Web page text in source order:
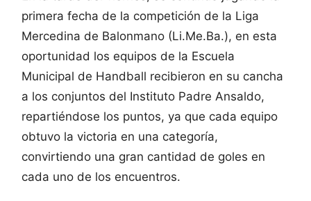
primera fecha de la competición de la Liga
Mercedina de Balonmano (Li.Me.Ba.), en esta
oportunidad los equipos de la Escuela
Municipal de Handball recibieron en su cancha
a los conjuntos del Instituto Padre Ansaldo,
repartiéndose los puntos, ya que cada equipo
obtuvo la victoria en una categoría,
convirtiendo una gran cantidad de goles en
cada uno de los encuentros.